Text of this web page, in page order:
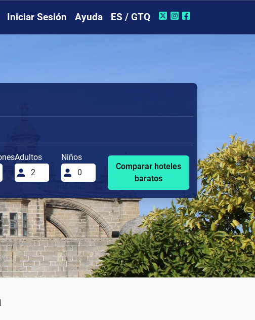
Iniciar Sesión Ayuda ES / GTQ
Adultos
Niños
Comparar hoteles
baratos